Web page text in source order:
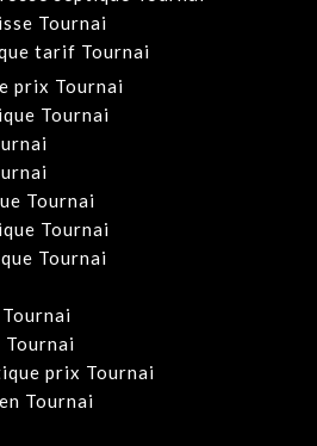
Tournai
tarif Tournai
prix Tournai
Tournai
Tournai
Tournai
Tournai
prix Tournai
Tournai